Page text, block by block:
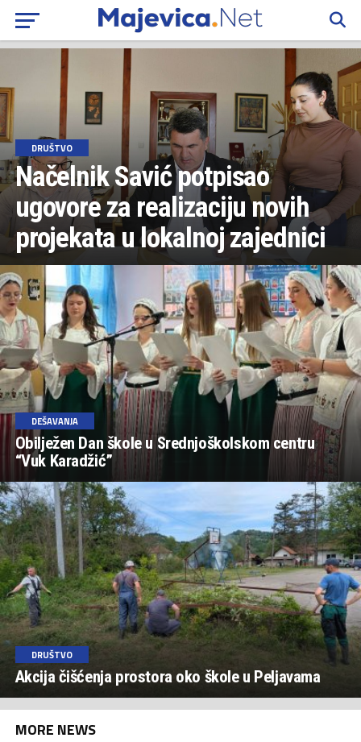
DRUŠTVO
Načelnik Savić potpisao
ugovore za realizaciju novih
projekata u lokalnoj zajednici
DEŠAVANJA
Obilježen Dan škole u Srednjoškolskom centru
“Vuk Karadžić”
DRUŠTVO
Akcija čišćenja prostora oko škole u Peljavama
MORE NEWS